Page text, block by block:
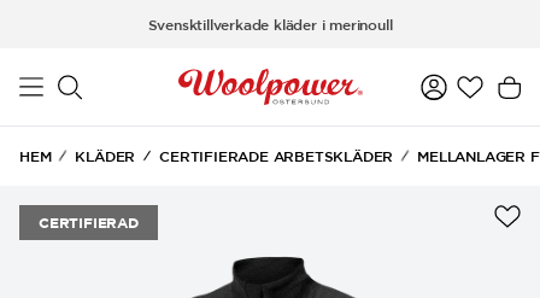
Hoppa till huvudinnehållSvensktillverkade kläder i merinoull
HEM KLÄDER CERTIFIERADE ARBETSKLÄDER MELLANLAGER
CERTIFIERAD